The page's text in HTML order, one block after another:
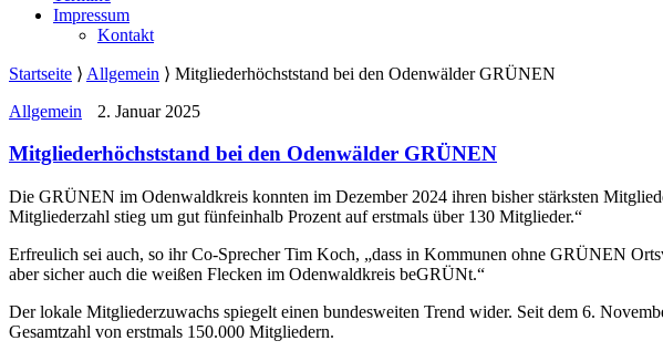
Impressum
Kontakt
Startseite ⟩ Allgemein ⟩ Mitgliederhöchststand bei den Odenwälder GRÜNEN
Allgemein
2. Januar 2025
Mitgliederhöchststand bei den Odenwälder GRÜNEN
Die GRÜNEN im Odenwaldkreis konnten im Dezember 2024 ihren bisher stärksten
Mitgliederzahl stieg um gut fünfeinhalb Prozent auf erstmals über 130 Mitglieder.“
Erfreulich sei auch, so ihr Co-Sprecher Tim Koch, „dass in Kommunen ohne GRÜNEN
aber sicher auch die weißen Flecken im Odenwaldkreis beGRÜNt.“
Der lokale Mitgliederzuwachs spiegelt einen bundesweiten Trend wider. Seit dem 6.
Gesamtzahl von erstmals 150.000 Mitgliedern.